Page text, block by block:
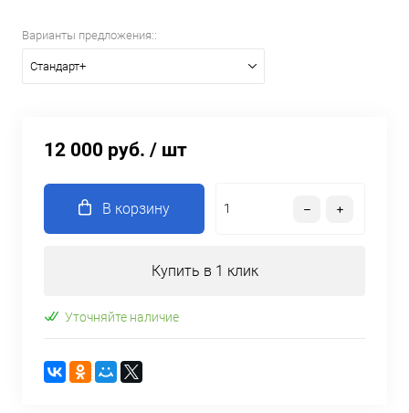
Варианты предложения::
Стандарт+
12 000 руб. / шт
В корзину
Купить в 1 клик
Уточняйте наличие